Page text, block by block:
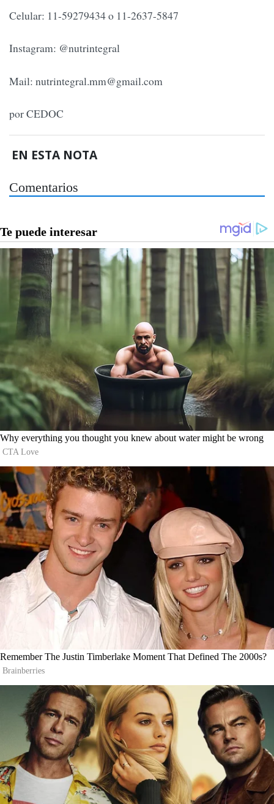
Celular: 11-59279434 o 11-2637-5847
Instagram: @nutrintegral
Mail: nutrintegral.mm@gmail.com
por CEDOC
EN ESTA NOTA
Comentarios